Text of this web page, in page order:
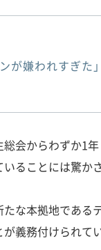
ンが嫌われすぎ
会からわずか1
いることには驚か
な本拠地である
が義務付けられて